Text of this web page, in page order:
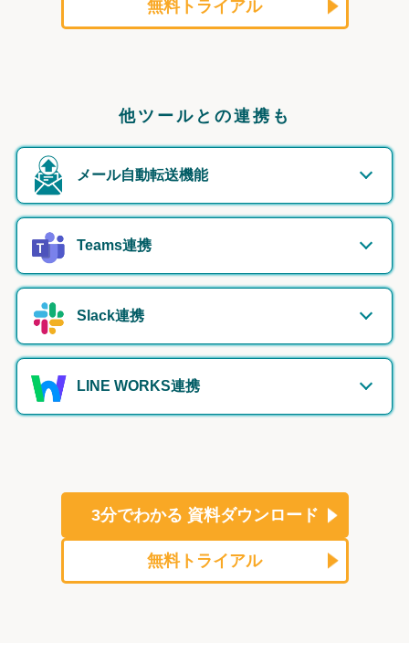
無料トライアル
他ツールとの連携も
メール自動転送機能
Teams連携
Slack連携
LINE WORKS連携
3分でわかる 資料ダウンロード
無料トライアル